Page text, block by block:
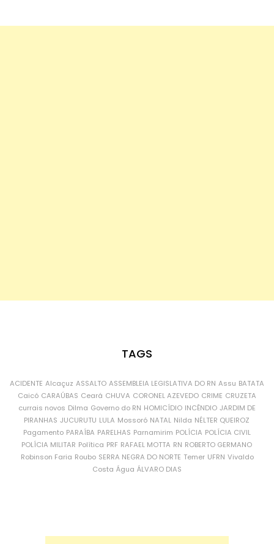
TAGS
ACIDENTE Alcaçuz ASSALTO ASSEMBLEIA LEGISLATIVA DO RN Assu BATATA
Caicó CARAÚBAS Ceará CHUVA CORONEL AZEVEDO CRIME CRUZETA
currais novos Dilma Governo do RN HOMICÍDIO INCÊNDIO JARDIM DE
PIRANHAS JUCURUTU LULA Mossoró NATAL Nilda NÉLTER QUEIROZ
Pagamento PARAÍBA PARELHAS Parnamirim POLÍCIA POLÍCIA CIVIL
POLÍCIA MILITAR Política PRF RAFAEL MOTTA RN ROBERTO GERMANO
Robinson Faria Roubo SERRA NEGRA DO NORTE Temer UFRN Vivaldo
Costa Água ÁLVARO DIAS